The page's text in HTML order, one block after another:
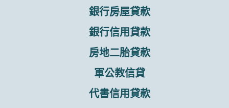
銀行房屋貸款
銀行信用貸款
房地二胎貸款
軍公教信貸
代書信用貸款